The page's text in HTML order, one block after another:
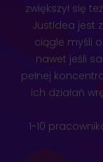
zwiększył się
JustIdea jest
ciągle myśli
nawet jeśli
pełnej
ich działań
1-10